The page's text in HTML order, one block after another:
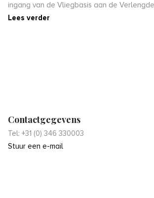
ingang van de Vliegbasis aan de
Lees verder
Contactgegevens
Tel: +31 (0) 346 330003
Stuur een e-mail